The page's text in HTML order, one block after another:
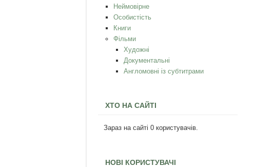
Неймовірне
Особистість
Книги
Фільми
Художні
Документальні
Англомовні із субтитрами
ХТО НА САЙТІ
Зараз на сайті 0 користувачів.
НОВІ КОРИСТУВАЧІ